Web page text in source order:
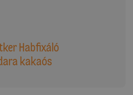
Habfixáló
kakaós